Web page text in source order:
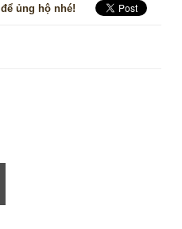
để ủng hộ nhé!